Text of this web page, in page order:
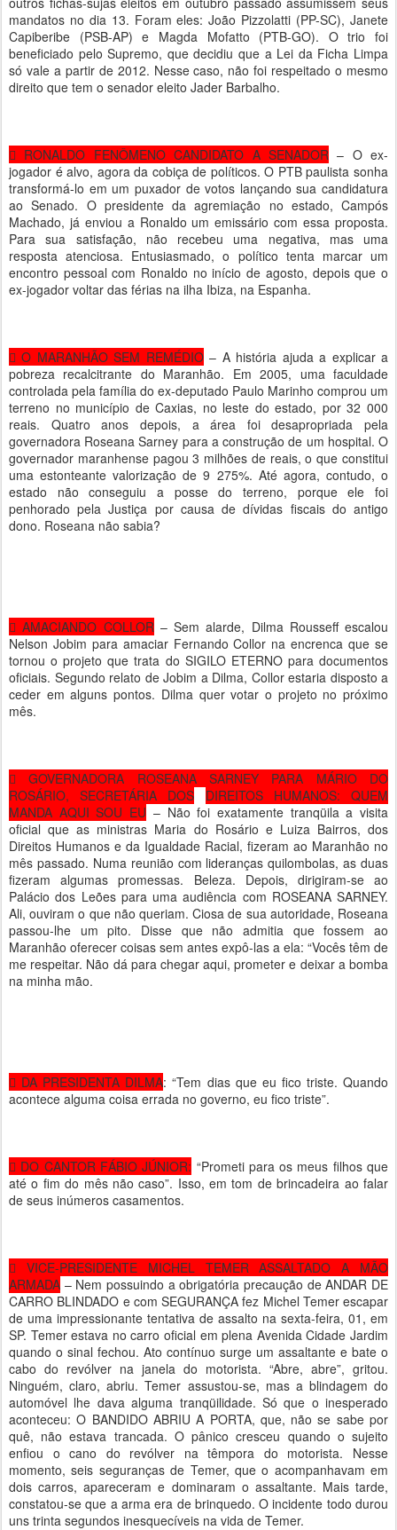
mandatos no dia 13. Foram eles: João Pizzolatti (PP-SC), Janete
Capiberibe (PSB-AP) e Magda Mofatto (PTB-GO). O trio foi
beneficiado pelo Supremo, que decidiu que a Lei da Ficha Limpa
só vale a partir de 2012. Nesse caso, não foi respeitado o mesmo
direito que tem o senador eleito Jader Barbalho.
 RONALDO FENÔMENO CANDIDATO A SENADOR– O ex-
jogador é alvo, agora da cobiça de políticos. O PTB paulista sonha
transformá-lo em um puxador de votos lançando sua candidatura
ao Senado. O presidente da agremiação no estado, Campós
Machado, já enviou a Ronaldo um emissário com essa proposta.
Para sua satisfação, não recebeu uma negativa, mas uma
resposta atenciosa. Entusiasmado, o político tenta marcar um
encontro pessoal com Ronaldo no início de agosto, depois que o
ex-jogador voltar das férias na ilha Ibiza, na Espanha.
 O MARANHÃO SEM REMÉDIO– A história ajuda a explicar a
pobreza recalcitrante do Maranhão. Em 2005, uma faculdade
controlada pela família do ex-deputado Paulo Marinho comprou um
terreno no município de Caxias, no leste do estado, por 32 000
reais. Quatro anos depois, a área foi desapropriada pela
governadora Roseana Sarney para a construção de um hospital. O
governador maranhense pagou 3 milhões de reais, o que constitui
uma estonteante valorização de 9 275%. Até agora, contudo, o
estado não conseguiu a posse do terreno, porque ele foi
penhorado pela Justiça por causa de dívidas fiscais do antigo
dono. Roseana não sabia?
 AMACIANDO COLLOR– Sem alarde, Dilma Rousseff escalou
Nelson Jobim para amaciar Fernando Collor na encrenca que se
tornou o projeto que trata do SIGILO ETERNO para documentos
oficiais. Segundo relato de Jobim a Dilma, Collor estaria disposto a
ceder em alguns pontos. Dilma quer votar o projeto no próximo
mês.
 GOVERNADORA ROSEANA SARNEY PARA MÁRIO DO
ROSÁRIO, SECRETÁRIA DOS
DIREITOS HUMANOS: QUEM
MANDA AQUI SOU EU – Não foi exatamente tranqüila a visita
oficial que as ministras Maria do Rosário e Luiza Bairros, dos
Direitos Humanos e da Igualdade Racial, fizeram ao Maranhão no
mês passado. Numa reunião com lideranças quilombolas, as duas
fizeram algumas promessas. Beleza. Depois, dirigiram-se ao
Palácio dos Leões para uma audiência com ROSEANA SARNEY.
Ali, ouviram o que não queriam. Ciosa de sua autoridade, Roseana
passou-lhe um pito. Disse que não admitia que fossem ao
Maranhão oferecer coisas sem antes expô-las a ela: “Vocês têm de
me respeitar. Não dá para chegar aqui, prometer e deixar a bomba
na minha mão.
 DA PRESIDENTA DILMA: “Tem dias que eu fico triste. Quando
acontece alguma coisa errada no governo, eu fico triste”.
 DO CANTOR FÁBIO JÚNIOR: “Prometi para os meus filhos que
até o fim do mês não caso”. Isso, em tom de brincadeira ao falar
de seus inúmeros casamentos.
 VICE-PRESIDENTE MICHEL TEMER ASSALTADO A MÃO
ARMADA – Nem possuindo a obrigatória precaução de ANDAR DE
CARRO BLINDADO e com SEGURANÇA fez Michel Temer escapar
de uma impressionante tentativa de assalto na sexta-feira, 01, em
SP. Temer estava no carro oficial em plena Avenida Cidade Jardim
quando o sinal fechou. Ato contínuo surge um assaltante e bate o
cabo do revólver na janela do motorista. “Abre, abre”, gritou.
Ninguém, claro, abriu. Temer assustou-se, mas a blindagem do
automóvel lhe dava alguma tranqüilidade. Só que o inesperado
aconteceu: O BANDIDO ABRIU A PORTA, que, não se sabe por
quê, não estava trancada. O pânico cresceu quando o sujeito
enfiou o cano do revólver na têmpora do motorista. Nesse
momento, seis seguranças de Temer, que o acompanhavam em
dois carros, apareceram e dominaram o assaltante. Mais tarde,
constatou-se que a arma era de brinquedo. O incidente todo durou
uns trinta segundos inesquecíveis na vida de Temer.